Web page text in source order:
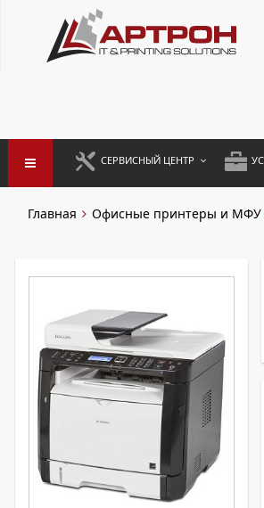
СЕРВИСНЫЙ ЦЕНТР
ПРОФИЛАКТИКА И ТО
РАЗОВЫЕ РЕМОНТЫ
Главная Офисные принтеры и МФУ